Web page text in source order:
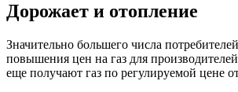
Дорожает и отопление
Значительно большего числа
повышения цен на газ для
еще получают газ по регулируемой цене